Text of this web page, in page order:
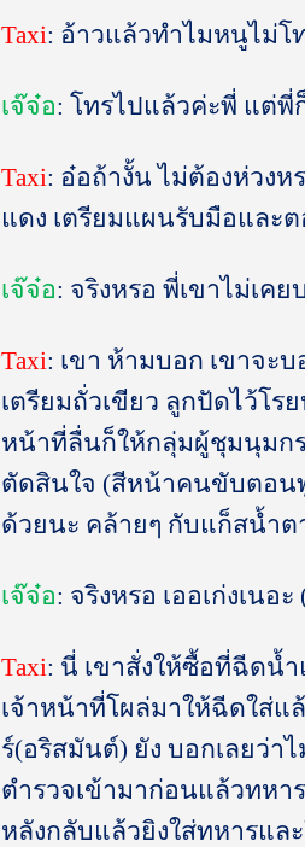
Taxi: อ้าวแล้วทำไมหนูไม่โ
เจ๊จ๋อ: โทรไปแล้วค่ะพี่ แต่
Taxi: อ๋อถ้างั้น ไม่ต้องห่วง
แดง เตรียมแผนรับมือและ
เจ๊จ๋อ: จริงหรอ พี่เขาไม่เคย
Taxi: เขา ห้ามบอก เขาจะ
เตรียมถั่วเขียว ลูกปัดไว้โ
หน้าที่ลื่นก็ให้กลุ่มผู้ชุมนุมกร
ตัดสินใจ (สีหน้าคนขับตอนพู
ด้วยนะ คล้ายๆ กับแก็สน้ำ
เจ๊จ๋อ: จริงหรอ เออเก่งเนอ
Taxi: นี่ เขาสั่งให้ซื้อที่ฉีดน้
เจ้าหน้าที่โผล่มาให้ฉีดใส่แ
ร์(อริสมันต์) ยัง บอกเลยว่า
ตำรวจเข้ามาก่อนแล้วทหา
หลังกลับแล้วยิงใส่ทหารแล